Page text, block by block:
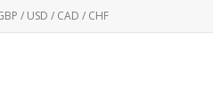
/ USD / CAD / CHF